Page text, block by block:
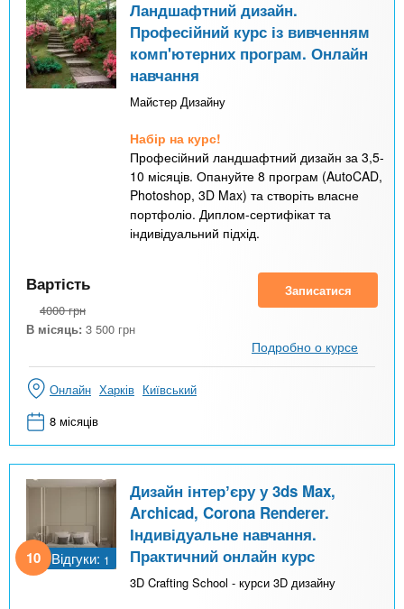
Ландшафтний дизайн.
Професійний курс із вивченням
комп'ютерних програм. Онлайн
навчання
Майстер Дизайну
Набір на курс!
Професійний ландшафтний дизайн за 3,5-
10 місяців. Опануйте 8 програм (AutoCAD,
Photoshop, 3D Max) та створіть власне
портфоліо. Диплом-сертифікат та
індивідуальний підхід.
Вартість
4000 грн
В місяць: 3 500 грн
Записатися
Подробно о курсе
Онлайн Харків Київський
8 місяців
10 Відгуки: 1
Дизайн інтерʼєру у 3ds Max,
Archicad, Corona Renderer.
Індивідуальне навчання.
Практичний онлайн курс
3D Crafting School - курси 3D дизайну